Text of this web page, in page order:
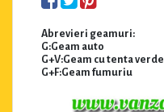
Abrevieri geamuri:
G:Geam auto
G+V:Geam cu tenta verde
G+F:Geam fumuriu